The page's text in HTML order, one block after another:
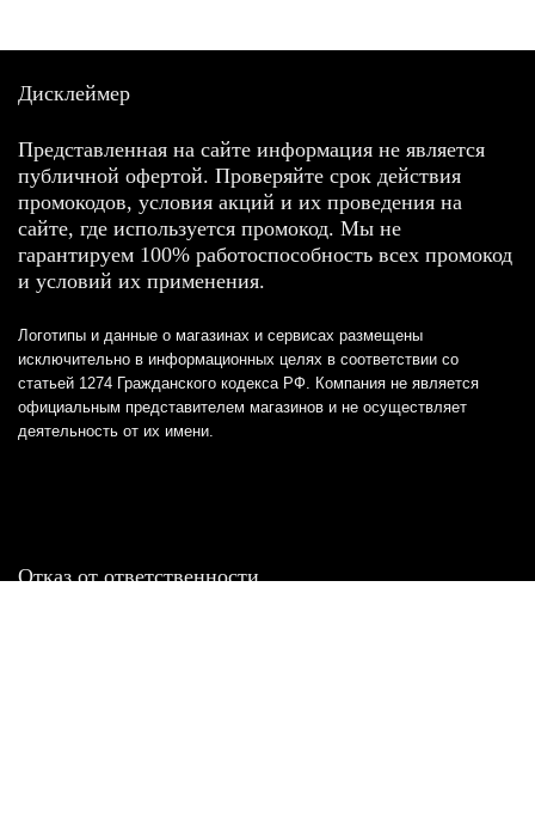
Дисклеймер
Представленная на сайте информация не является
публичной офертой. Проверяйте срок действия
промокодов, условия акций и их проведения на
сайте, где используется промокод. Мы не
гарантируем 100% работоспособность всех промокод
и условий их применения.
Логотипы и данные о магазинах и сервисах размещены
исключительно в информационных целях в соответствии со
статьей 1274 Гражданского кодекса РФ. Компания не является
официальным представителем магазинов и не осуществляет
деятельность от их имени.
Отказ от ответственности